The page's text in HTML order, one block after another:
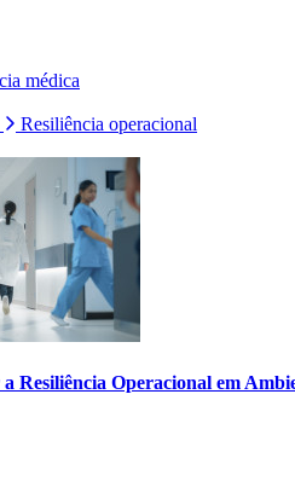
médica
Resiliência operacional
Resiliência Operacional em